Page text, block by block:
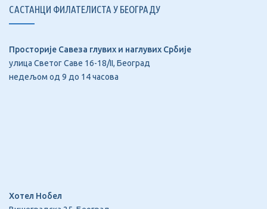
САСТАНЦИ ФИЛАТЕЛИСТА У БЕОГРАДУ
Просторије Савеза глувих и наглувих Србије
улица Светог Саве 16-18/II, Београд
недељом од 9 до 14 часова
Хотел Нобел